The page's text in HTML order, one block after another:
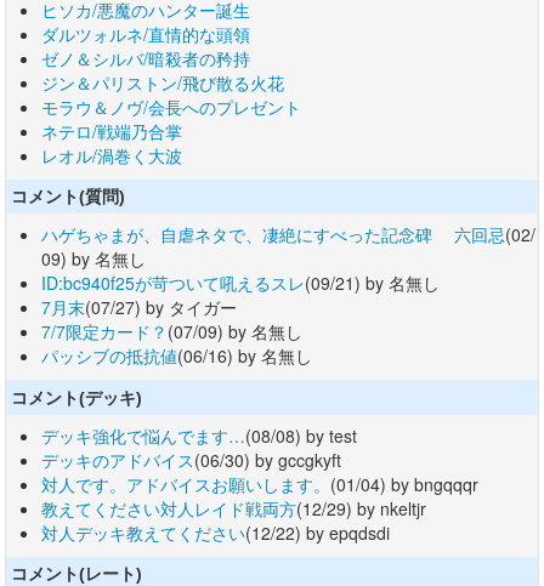
ヒソカ/悪魔のハンター誕生
ダルツォルネ/直情的な頭領
ゼノ＆シルバ/暗殺者の矜持
ジン＆パリストン/飛び散る火花
モラウ＆ノヴ/会長へのプレゼント
ネテロ/戦端乃合掌
レオル/渦巻く大波
コメント(質問)
ハゲちゃまが、自虐ネタで、凄絶にすべった記念碑 六回忌(02/
09) by 名無し
ID:bc940f25が苛ついて吼えるスレ(09/21) by 名無し
7月末(07/27) by タイガー
7/7限定カード？ (07/09) by 名無し
パッシブの抵抗値(06/16) by 名無し
コメント(デッキ)
デッキ強化で悩んでます…(08/08) by test
デッキのアドバイス(06/30) by gccgkyft
対人です。アドバイスお願いします。 (01/04) by bngqqqr
教えてください対人レイド戦両方(12/29) by nkeltjr
対人デッキ教えてください(12/22) by epqdsdi
コメント(レート)